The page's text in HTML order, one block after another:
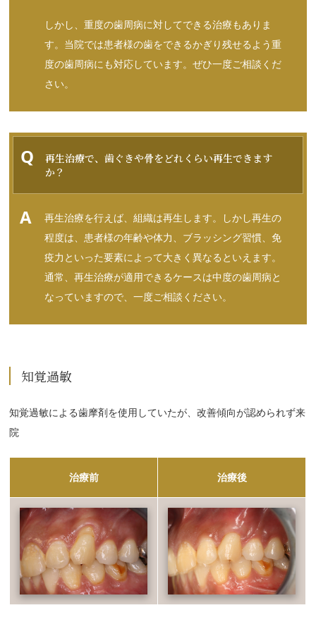
しかし、重度の歯周病に対してできる治療もありま
す。当院では患者様の歯をできるかぎり残せるよう重
度の歯周病にも対応しています。ぜひ一度ご相談くだ
さい。
再生治療で、歯ぐきや骨をどれくらい再生できます
か？
再生治療を行えば、組織は再生します。しかし再生の
程度は、患者様の年齢や体力、ブラッシング習慣、免
疫力といった要素によって大きく異なるといえます。
通常、再生治療が適用できるケースは中度の歯周病と
なっていますので、一度ご相談ください。
知覚過敏
知覚過敏による歯摩剤を使用していたが、改善傾向が認められず来
院
治療前 治療後